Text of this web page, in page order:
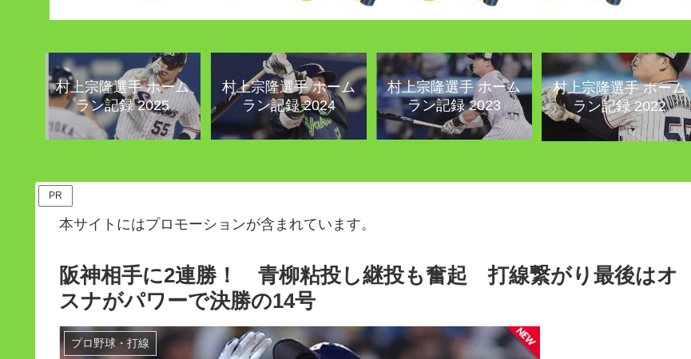
村上宗隆選手 ホーム
ラン記録 2025
村上宗隆選手 ホーム
ラン記録 2024
村上宗隆選手 ホーム
ラン記録 2023
村上宗隆選手 ホーム
ラン記録 2022
PR
本サイトにはプロモーションが含まれています。
阪神相手に2連勝！ 青柳粘投し継投も奮起 打線繋がり最後はオ
スナがパワーで決勝の14号
プロ野球・打線